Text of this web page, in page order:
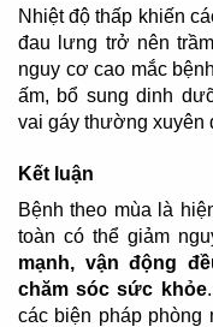
Nhiệt độ thấp khiến
đau lưng trở nên
nguy cơ cao mắc
ấm, bổ sung dinh
vai gáy thường xuyên
Kết luận
Bệnh theo mùa là
toàn có thể giảm
mạnh, vận động
chăm sóc sức khỏe
các biện pháp phòng